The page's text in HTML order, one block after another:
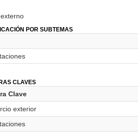
POR SUBTEMAS
CLAVES
Clave
exterior